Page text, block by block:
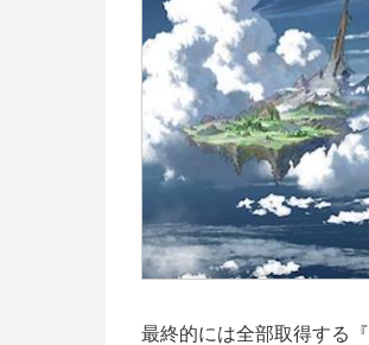
最終的には全部取得する『